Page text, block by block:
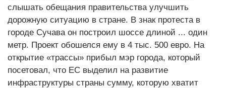
слышать обещания правительства улучшить
дорожную ситуацию в стране. В знак протеста в
городе Сучава он построил шоссе длиной ... один
метр. Проект обошелся ему в 4 тыс. 500 евро. На
открытие «трассы» прибыл мэр города, который
посетовал, что ЕС выделил на развитие
инфраструктуры страны сумму, которую хватит